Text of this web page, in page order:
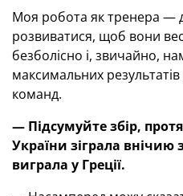
Моя робота як тренера —
розвиватися, щоб вони
безболісно і, звичайно,
максимальних
команд.
— Підсумуйте збір,
України зіграла
виграла у Греції.